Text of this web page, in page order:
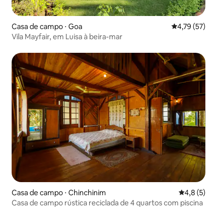
Casa de campo ⋅ Goa 4,79 de uma
4,79 (57)
Vila Mayfair, em Luisa à beira-mar
Casa de campo ⋅ Chinchinim 4,8 de
4,8 (5)
Casa de campo rústica reciclada de 4 quartos com piscina